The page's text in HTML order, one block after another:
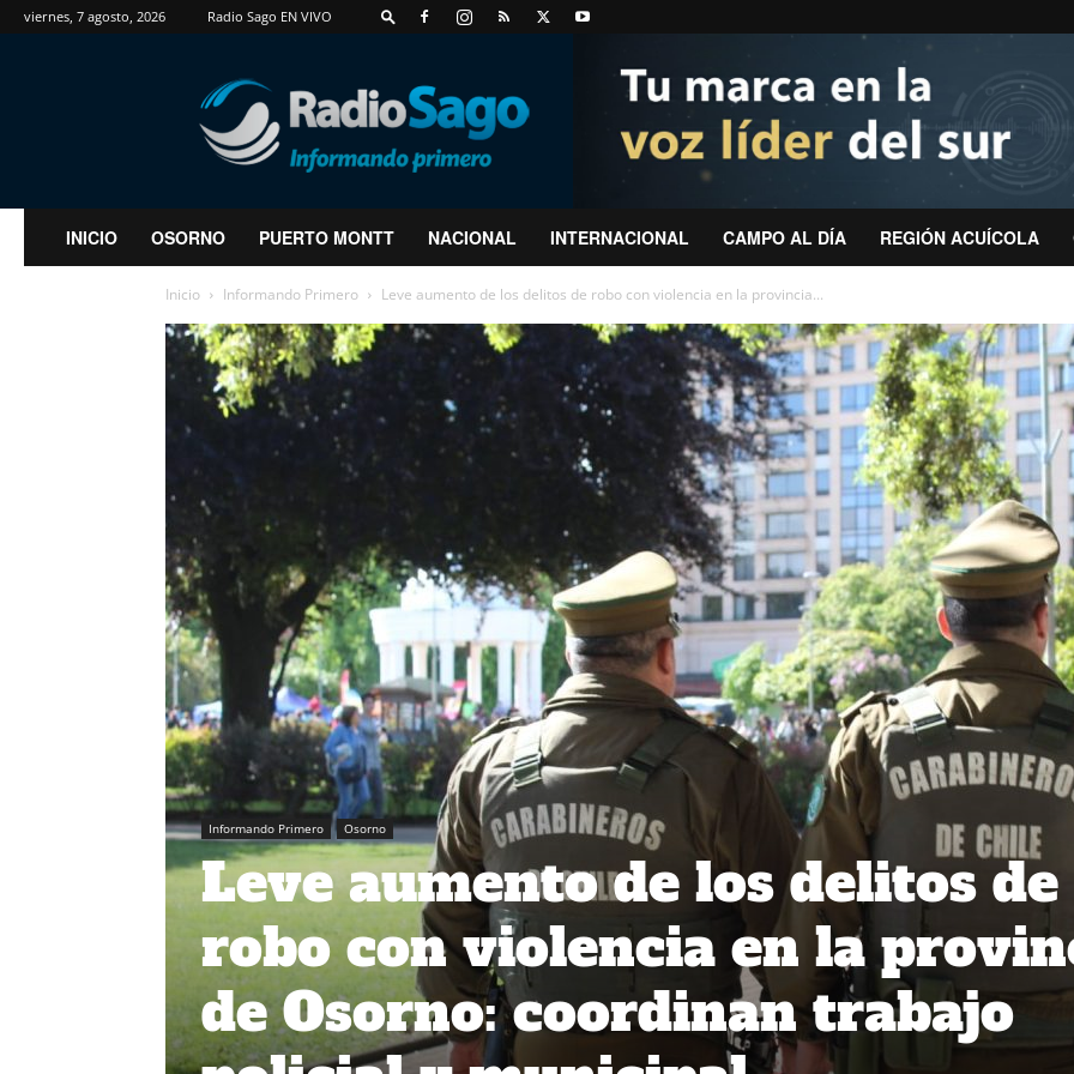
viernes, 7 agosto, 2026 Radio Sago EN VIVO
RadioSago
INICIO OSORNO PUERTO MONTT NACIONAL INTERNACIONAL CAMPO AL DÍA REGIÓN ACUÍCOLA
Inicio Informando Primero Leve aumento de los delitos de robo con violencia en la provincia...
Informando Primero Osorno
Leve aumento de los delitos de
robo con violencia en la
de Osorno: coordinan trabajo